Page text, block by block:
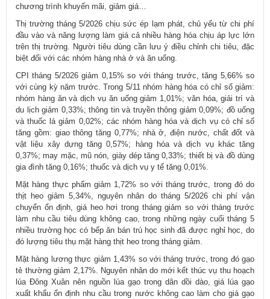
chương trình khuyến mãi, giảm giá…
Thị trường tháng 5/2026 chịu sức ép lạm phát, chủ yếu từ chi phí
đầu vào và năng lượng làm giá cả nhiều hàng hóa chịu áp lực lớn
trên thị trường. Người tiêu dùng cần lưu ý điều chỉnh chi tiêu, đặc
biệt đối với các nhóm hàng nhà ở và ăn uống.
CPI tháng 5/2026 giảm 0,15% so với tháng trước, tăng 5,66% so
với cùng kỳ năm trước. Trong 5/11 nhóm hàng hóa có chỉ số giảm:
nhóm hàng ăn và dịch vụ ăn uống giảm 1,01%; văn hóa, giải trí và
du lịch giảm 0,33%; thông tin và truyền thông giảm 0,09%; đồ uống
và thuốc lá giảm 0,02%; các nhóm hàng hóa và dịch vụ có chỉ số
tăng gồm: giao thông tăng 0,77%; nhà ở, điện nước, chất đốt và
vật liệu xây dựng tăng 0,57%; hàng hóa và dịch vụ khác tăng
0,37%; may mặc, mũ nón, giày dép tăng 0,33%; thiết bị và đồ dùng
gia đình tăng 0,16%; thuốc và dịch vụ y tế tăng 0,01%.
Mặt hàng thực phẩm giảm 1,72% so với tháng trước, trong đó do
thịt heo giảm 5,34%, nguyên nhân do tháng 5/2026 chi phí vận
chuyển ổn định, giá heo hơi trong tháng giảm so với tháng trước
làm nhu cầu tiêu dùng không cao, trong những ngày cuối tháng 5
nhiều trường học có bếp ăn bán trú học sinh đã được nghỉ học, do
đó lượng tiêu thụ mặt hàng thịt heo trong tháng giảm.
Mặt hàng lương thực giảm 1,43% so với tháng trước, trong đó gạo
tẻ thường giảm 2,17%. Nguyên nhân do mới kết thúc vụ thu hoạch
lúa Đông Xuân nên nguồn lúa gạo trong dân dồi dào, giá lúa gạo
xuất khẩu ổn định nhu cầu trong nước không cao làm cho giá gạo